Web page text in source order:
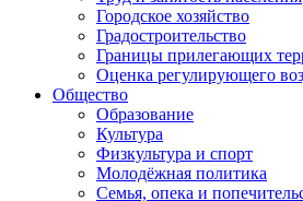
Городское хозяйство
Градостроительство
Границы прилегающих
Оценка регулирующего
Общество
Образование
Культура
Физкультура и спорт
Молодёжная политика
Семья, опека и